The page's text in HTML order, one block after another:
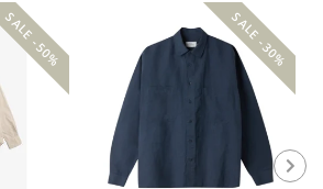
SALE -50% SALE -30%